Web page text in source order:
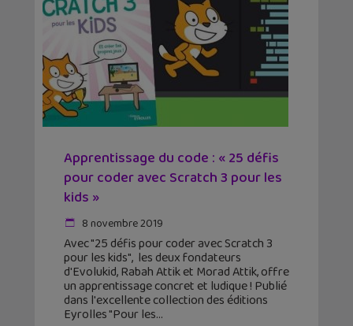
Apprentissage du code : « 25 défis
pour coder avec Scratch 3 pour les
kids »
8 novembre 2019
Avec "25 défis pour coder avec Scratch 3
pour les kids", les deux fondateurs
d'Evolukid, Rabah Attik et Morad Attik, offre
un apprentissage concret et ludique ! Publié
dans l'excellente collection des éditions
Eyrolles "Pour les